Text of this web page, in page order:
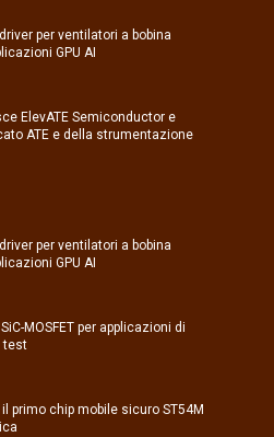
per ventilatori a bobina
GPU AI
ElevATE Semiconductor e
ATE e della strumentazione
per ventilatori a bobina
GPU AI
MOSFET per applicazioni di
test
primo chip mobile sicuro ST54M